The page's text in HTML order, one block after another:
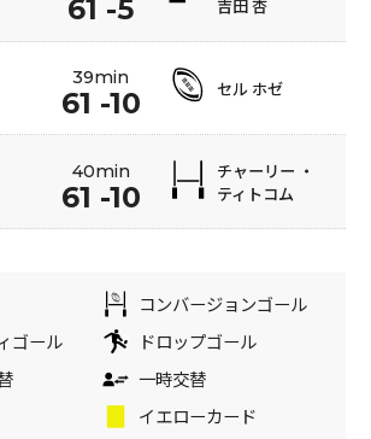
61 -5
吉田 杏
39min
61 -10 セル ホゼ
40min
61 -10
チャーリー ・
ティトコム
コンバージョンゴール
ゴール
ドロップゴール
一時交替
イエローカード